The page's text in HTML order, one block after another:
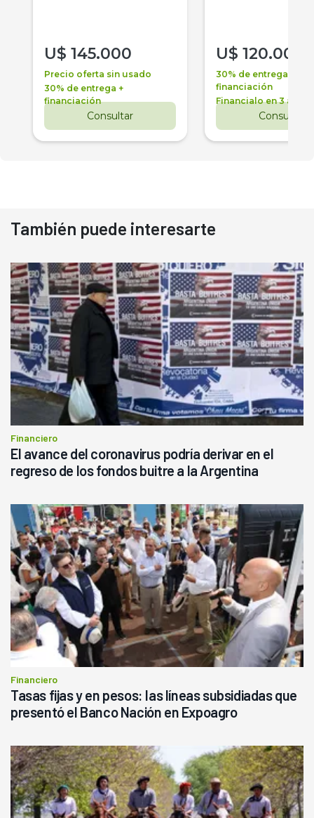
U$ 145.000
Precio oferta sin usado
30% de entrega +
financiación
Consultar
U$ 120.000
30% de entrega +
financiación
Financialo en 3 años
Consultar
También puede interesarte
Financiero
El avance del coronavirus podría derivar en el
regreso de los fondos buitre a la Argentina
Financiero
Tasas fijas y en pesos: las líneas subsidiadas que
presentó el Banco Nación en Expoagro